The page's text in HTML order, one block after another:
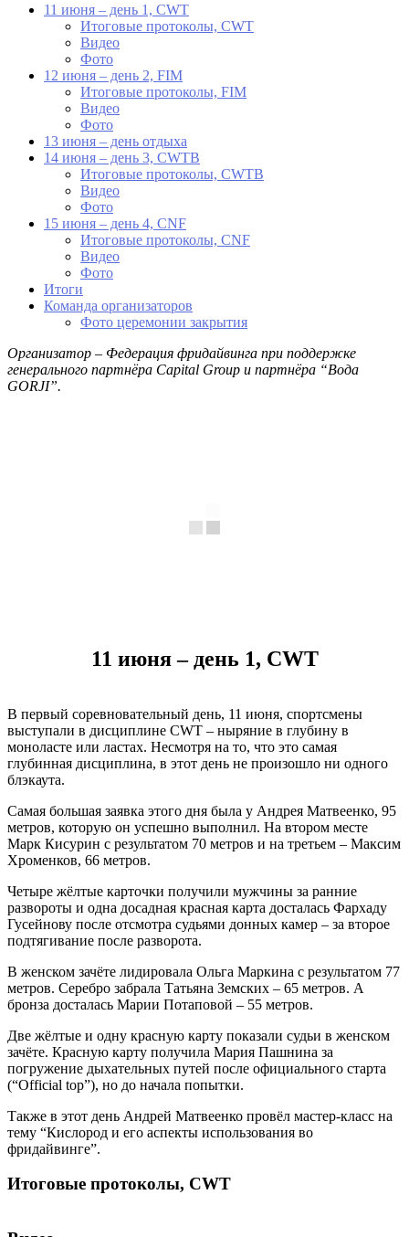
11 июня – день 1, CWT
Итоговые протоколы, CWT
Видео
Фото
12 июня – день 2, FIM
Итоговые протоколы, FIM
Видео
Фото
13 июня – день отдыха
14 июня – день 3, CWTB
Итоговые протоколы, CWTB
Видео
Фото
15 июня – день 4, CNF
Итоговые протоколы, CNF
Видео
Фото
Итоги
Команда организаторов
Фото церемонии закрытия
Организатор – Федерация фридайвинга при поддержке
генерального партнёра Capital Group и партнёра “Вода
GORJI”.
11 июня – день 1, CWT
В первый соревновательный день, 11 июня, спортсмены
выступали в дисциплине CWT – ныряние в глубину в
моноласте или ластах. Несмотря на то, что это самая
глубинная дисциплина, в этот день не произошло ни одного
блэкаута.
Самая большая заявка этого дня была у Андрея Матвеенко, 95
метров, которую он успешно выполнил. На втором месте
Марк Кисурин с результатом 70 метров и на третьем – Максим
Хроменков, 66 метров.
Четыре жёлтые карточки получили мужчины за ранние
развороты и одна досадная красная карта досталась Фархаду
Гусейнову после отсмотра судьями донных камер – за второе
подтягивание после разворота.
В женском зачёте лидировала Ольга Маркина с результатом 77
метров. Серебро забрала Татьяна Земских – 65 метров. А
бронза досталась Марии Потаповой – 55 метров.
Две жёлтые и одну красную карту показали судьи в женском
зачёте. Красную карту получила Мария Пашнина за
погружение дыхательных путей после официального старта
(“Official top”), но до начала попытки.
Также в этот день Андрей Матвеенко провёл мастер-класс на
тему “Кислород и его аспекты использования во
фридайвинге”.
Итоговые протоколы, CWT